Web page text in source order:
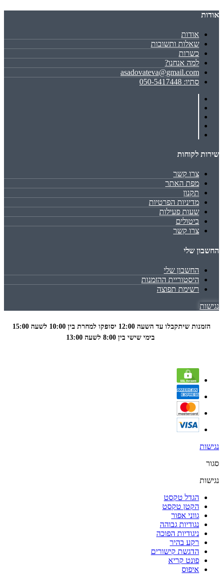
אודות
אודות
שאלות ותשובות
כשרות
למה אנחנו?
asadovateva@gmail.com
סתיו: 050-5417448
שירות לקוחות
צרו קשר
מפת האתר
תקנון
מדיניות הפרטיות
שעות פעילות
ביטולים
צרו קשר
החשבון שלי
החשבון שלי
היסטוריית ההזמנות
רשימת תפוצה
נגישות
הזמנות שיתקבלו עד השעה 12:00 יסופקו למחרת בין 10:00 לשעה
15:00
נגישות
סגור
נגישות
הגדל טקסט
הקטן טקסט
גווני אפור
נגודיות גבוהה
ניגודיות הפוכה
רקע בהיר
הדגשת קישורים
פונט קריא
איפוס